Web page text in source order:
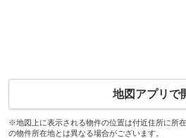
地図アプリで
※地図上に表示される物件の位置は付近住所に所
の物件所在地とは異なる場合がございます。